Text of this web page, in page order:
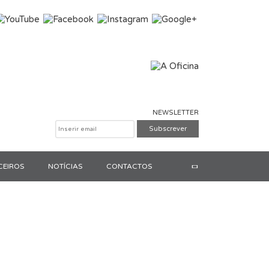
NEWSLETTER
NOTÍCIAS CONTACTOS Pesquisar